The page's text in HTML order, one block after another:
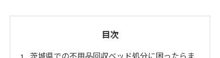
目次
茨城県での不用品回収ベッド処分に困ったらま